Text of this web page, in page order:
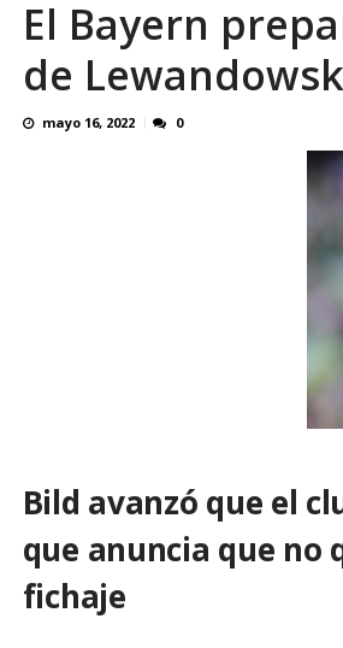
OVP denunció 15
El Bayern
de
mayo 16, 2022 0
Bild avanzó que el
que anuncia que no
fichaje